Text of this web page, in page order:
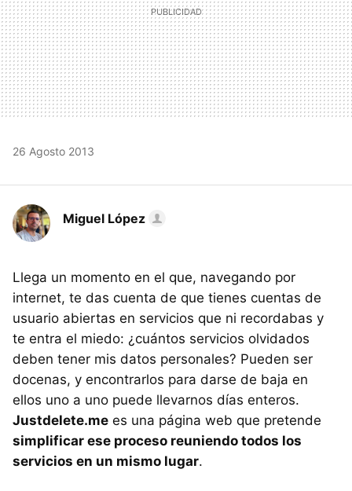
26 Agosto 2013
Miguel López
Llega un momento en el que, navegando por
internet, te das cuenta de que tienes cuentas de
usuario abiertas en servicios que ni recordabas y
te entra el miedo: ¿cuántos servicios olvidados
deben tener mis datos personales? Pueden ser
docenas, y encontrarlos para darse de baja en
ellos uno a uno puede llevarnos días enteros.
Justdelete.me es una página web que pretende
simplificar ese proceso reuniendo todos los
servicios en un mismo lugar.